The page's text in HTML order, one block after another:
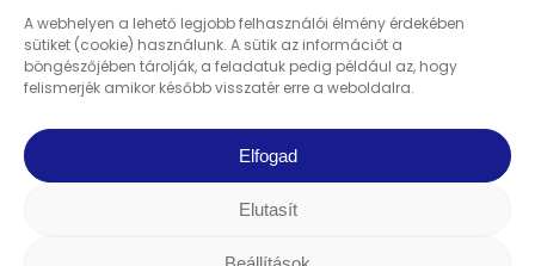
A webhelyen a lehető legjobb felhasználói élmény érdekében
sütiket (cookie) használunk. A sütik az információt a
böngészőjében tárolják, a feladatuk pedig például az, hogy
felismerjék amikor később visszatér erre a weboldalra.
Elfogad
Elutasít
Karrier
Orvosképzés
Adatkezelési tájékoztató
alatt áll. | Minden jog fenntartva | Készítette a